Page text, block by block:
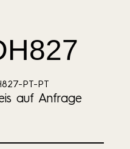
PT-PT
auf Anfrage